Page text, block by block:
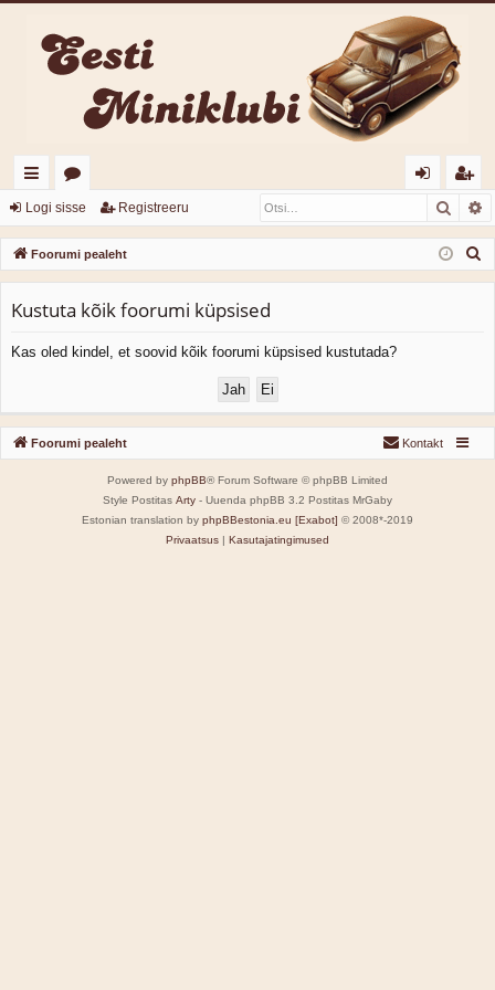
iirl
in
gi
d
o
or
u
mi
d
i
sis
eg
ist
re
Logi sisse Registreeru Otsi
Foorumi pealeht
Kustuta kõik foorumi küpsised
Kas oled kindel, et soovid kõik foorumi küpsised kustutada?
Foorumi pealeht Kontakt
Powered by phpBB® Forum Software © phpBB Limited
Style Postitas Arty - Uuenda phpBB 3.2 Postitas MrGaby
Estonian translation by phpBBestonia.eu [Exabot] © 2008*-2019
Privaatsus | Kasutajatingimused